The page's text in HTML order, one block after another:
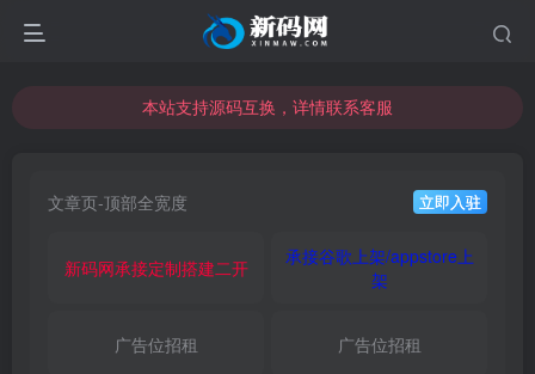
本站资源可直接使用usdt购买下载
本站资源可直接使用usdt购买下载
文章页-顶部全宽度 立即入驻
新码网承接定制搭建二开
承接谷歌上架/appstore上
架
广告位招租 广告位招租